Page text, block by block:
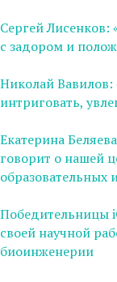
Сергей Лисенков:
с задором и
Николай
интриговать,
Екатерина
говорит о нашей
образовательных
Победительницы
своей научной
биоинженерии